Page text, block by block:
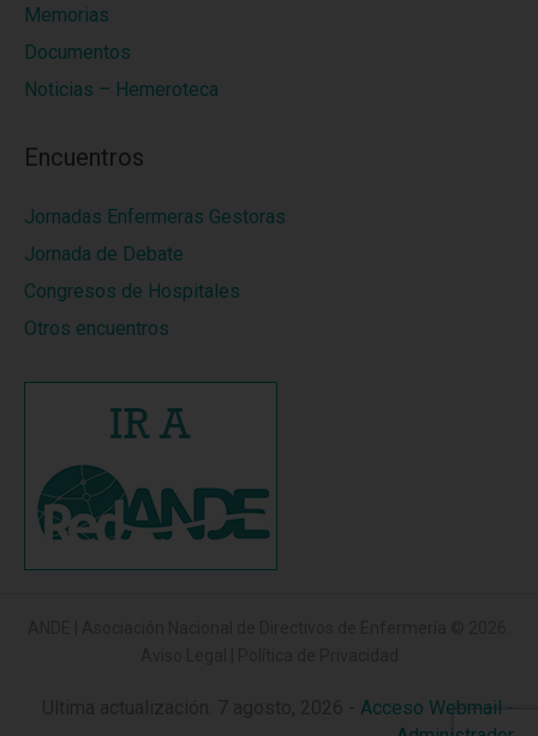
Memorias
Documentos
Noticias – Hemeroteca
Encuentros
Jornadas Enfermeras Gestoras
Jornada de Debate
Congresos de Hospitales
Otros encuentros
Acceso Webmail -